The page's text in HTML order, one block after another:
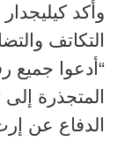
وأكد
التكاتف
“أدعوا جميع
المتجذرة
الدفاع عن